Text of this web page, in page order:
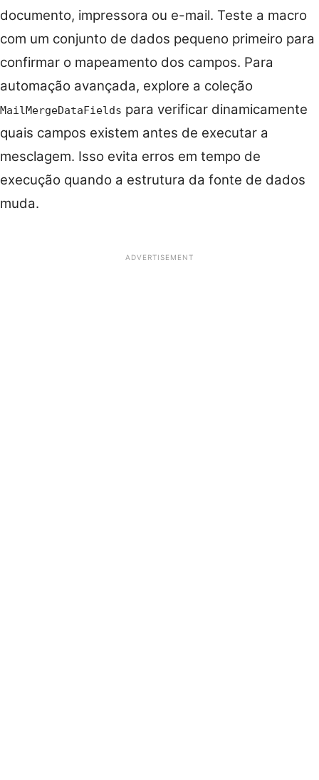
documento, impressora ou e-mail. Teste a macro
com um conjunto de dados pequeno primeiro para
confirmar o mapeamento dos campos. Para
automação avançada, explore a coleção
MailMergeDataFields para verificar dinamicamente
quais campos existem antes de executar a
mesclagem. Isso evita erros em tempo de
execução quando a estrutura da fonte de dados
muda.
ADVERTISEMENT